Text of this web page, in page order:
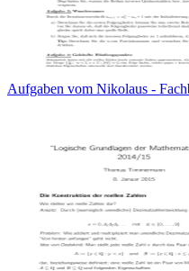
Aufgaben vom Nikolaus -